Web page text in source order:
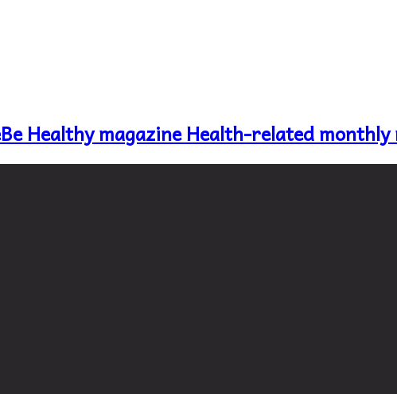
Be Healthy magazine Health-related monthly